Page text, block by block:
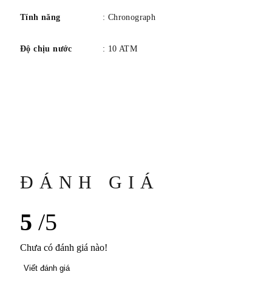
Tính năng : Chronograph
Độ chịu nước : 10 ATM
ĐÁNH GIÁ
5 /5
Chưa có đánh giá nào!
Viết đánh giá